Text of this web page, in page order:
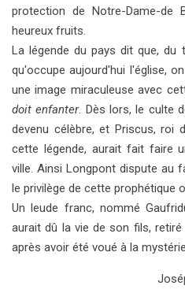
protection de Notre-Dame-de
heureux fruits.
La légende du pays dit que, du
qu'occupe aujourd'hui l'église,
une image miraculeuse avec
doit enfanter. Dès lors, le culte
devenu célèbre, et Priscus, roi
cette légende, aurait fait faire
ville. Ainsi Longpont dispute au
le privilège de cette prophétique
Un leude franc, nommé
aurait dû la vie de son fils,
après avoir été voué à la